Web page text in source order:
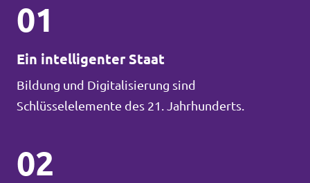
01
Ein intelligenter Staat
Bildung und Digitalisierung sind
Schlüsselelemente des 21. Jahrhunderts.
02